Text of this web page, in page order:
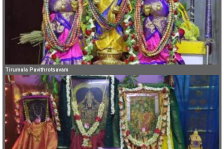
Tirumala Pavithrotsavam